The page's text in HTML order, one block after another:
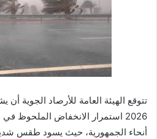
2026 استمرار الانخفاض
أنحاء الجمهورية، حيث يسود طقس